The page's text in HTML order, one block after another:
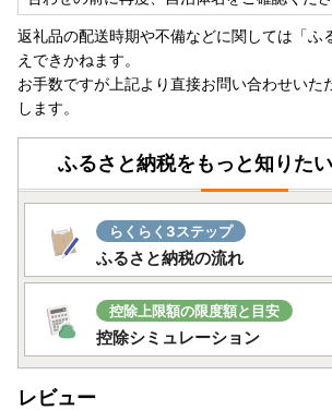
返礼品の配送時期や不備などに関しては「ふ
えできかねます。
お手数ですが上記より直接お問い合わせいた
します。
ふるさと納税をもっと知りた
らくらく3ステップ
ふるさと納税の流れ
控除上限額の限度額と目安
控除シミュレーション
レビュー